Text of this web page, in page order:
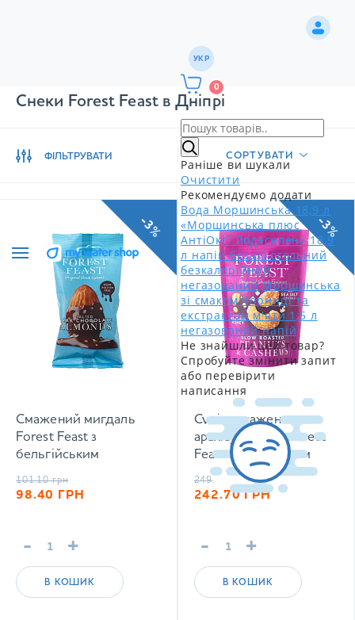
УКР
0
Раніше ви шукали
Очистити
Рекомендуємо додати
Вода Моршинська 18,9 л
«Моршинська плюс
АнтіОксі йод+селен» 18,9
л напій безалкогольний
безкалорійний
негазований Моршинська
зі смаком чорниці та
екстрактом м'яти 1,5 л
негазований напій
Не знайшли цей товар?
Спробуйте змінити запит
або перевірити
написання
Снеки Forest Feast в Дніпрі
ФІЛЬТРУВАТИ СОРТУВАТИ
Смажений мигдаль
Forest Feast з
бельгійським
морською сіллю 40 г
101.10 грн
98.40 ГРН
- +
В КОШИК
-3%
Суміш смажених
арахісу і кеш'ю Forest
Feast з вересковим
медом 120 г
249.30 грн
242.70ГРН
- +
В КОШИК
-3%